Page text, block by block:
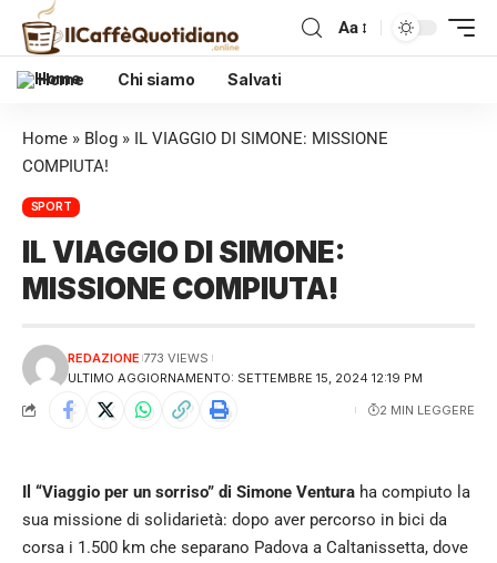
Aa
Home Chi siamo Salvati
Home » Blog » IL VIAGGIO DI SIMONE: MISSIONE
COMPIUTA!
SPORT
IL VIAGGIO DI SIMONE:
MISSIONE COMPIUTA!
ULTIMO AGGIORNAMENTO: SETTEMBRE 15, 2024 12:19 PM
REDAZIONE 773 VIEWS
2 MIN LEGGERE
Il “Viaggio per un sorriso” di Simone Ventura ha compiuto la
sua missione di solidarietà: dopo aver percorso in bici da
corsa i 1.500 km che separano Padova a Caltanissetta, dove